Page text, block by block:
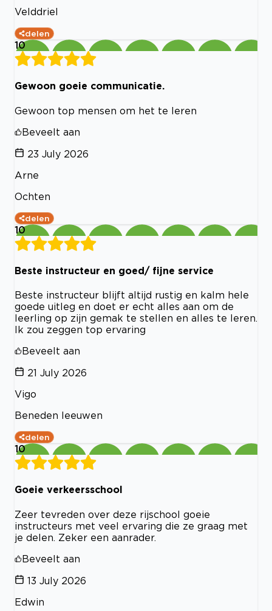
Velddriel
delen
10
Gewoon goeie communicatie.
Gewoon top mensen om het te leren
Beveelt aan
23 July 2026
Arne
Ochten
delen
10
Beste instructeur en goed/ fijne service
Beste instructeur blijft altijd rustig en kalm hele
goede uitleg en doet er echt alles aan om de
leerling op zijn gemak te stellen en alles te leren.
Ik zou zeggen top ervaring
Beveelt aan
21 July 2026
Vigo
Beneden leeuwen
delen
10
Goeie verkeersschool
Zeer tevreden over deze rijschool goeie
instructeurs met veel ervaring die ze graag met
je delen. Zeker een aanrader.
Beveelt aan
13 July 2026
Edwin